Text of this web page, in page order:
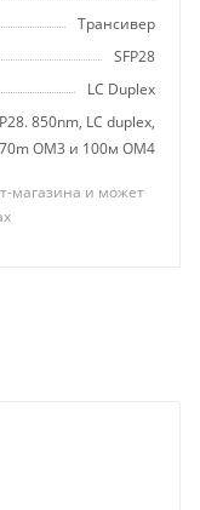
Трансивер
SFP28
LC Duplex
850nm, LC duplex,
OM3 и 100м OM4
магазина и может